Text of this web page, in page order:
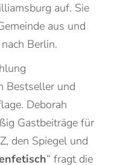
auf. Sie
aus und
Berlin.
Bestseller und
Deborah
Gastbeiträge für
den Spiegel und
“ fragt die